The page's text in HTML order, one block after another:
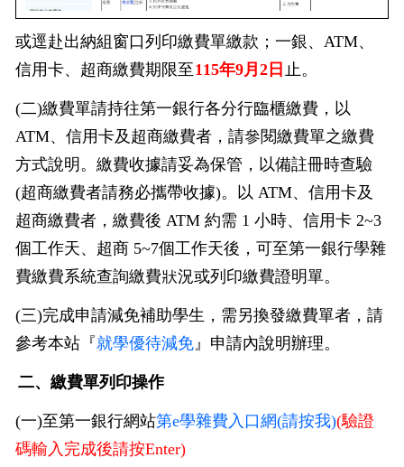
或逕赴出納組窗口列印繳費單繳款；一銀、ATM、
信用卡、超商繳費期限至115年9月2日 止。
(二)繳費單請持往第一銀行各分行臨櫃繳費，以
ATM、信用卡及超商繳費者，請參閱繳費單之繳費
方式說明。繳費收據請妥為保管，以備註冊時查驗
(超商繳費者請務必攜帶收據)。以 ATM、信用卡及
超商繳費者，繳費後 ATM 約需 1 小時、信用卡 2~3
個工作天、超商 5~7個工作天後，可至第一銀行學雜
費繳費系統查詢繳費狀況或列印繳費證明單。
(三)完成申請減免補助學生，需另換發繳費單者，請
參考本站『就學優待減免』申請內說明辦理。
二、繳費單列印操作
(一)至第一銀行網站第e學雜費入口網(請按我)(驗證
碼輸入完成後請按Enter)